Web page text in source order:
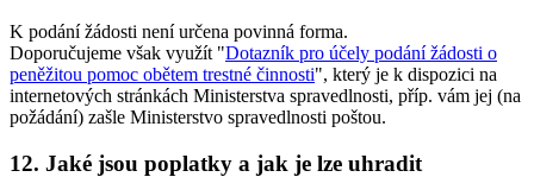
K podání žádosti není určena povinná forma.
Doporučujeme však využít "Dotazník pro účely podání žádosti o
peněžitou pomoc obětem trestné činnosti", který je k dispozici na
internetových stránkách Ministerstva spravedlnosti, příp. vám jej (na
požádání) zašle Ministerstvo spravedlnosti poštou.
12. Jaké jsou poplatky a jak je lze uhradit